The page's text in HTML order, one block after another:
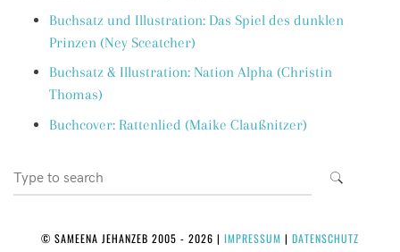
Buchsatz und Illustration: Das Spiel des dunklen
Prinzen (Ney Sceatcher)
Buchsatz & Illustration: Nation Alpha (Christin
Thomas)
Buchcover: Rattenlied (Maike Claußnitzer)
Search
for:
SEARCH
© SAMEENA JEHANZEB 2005 - 2026 | IMPRESSUM | DATENSCHUTZ